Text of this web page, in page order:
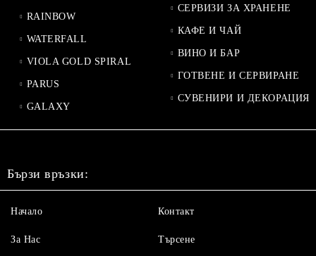
RAINBOW
WATERFALL
VIOLA GOLD SPIRAL
PARUS
GALAXY
СЕРВИЗИ ЗА ХРАНЕНЕ
КАФЕ И ЧАЙ
ВИНО И БАР
ГОТВЕНЕ И СЕРВИРАНЕ
СУВЕНИРИ И ДЕКОРАЦИЯ
Бързи връзки:
Начало
За Нас
Контакт
Търсене